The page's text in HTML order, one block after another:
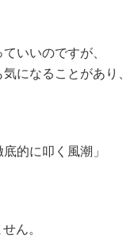
いいのですが、
になることがあり、
的に叩く風潮」
ん。